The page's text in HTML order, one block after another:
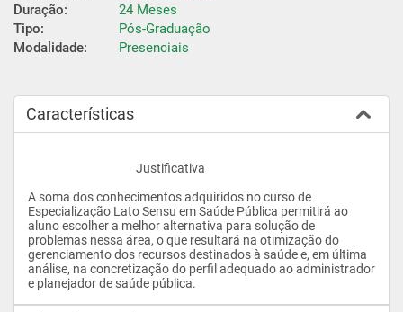
Duração:
24 Meses
Tipo:
Pós-Graduação
Modalidade:
Presenciais
Características
					Justificativa
A soma dos conhecimentos adquiridos no curso de
Especialização Lato Sensu em Saúde Pública permitirá ao
aluno escolher a melhor alternativa para solução de
problemas nessa área, o que resultará na otimização do
gerenciamento dos recursos destinados à saúde e, em última
análise, na concretização do perfil adequado ao administrador